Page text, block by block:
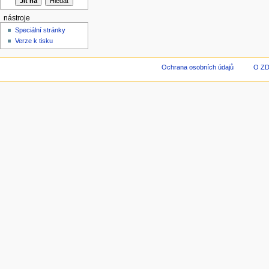
nástroje
Speciální stránky
Verze k tisku
Ochrana osobních údajů O